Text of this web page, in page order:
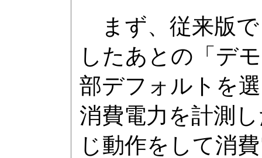
まず、従来版で
したあとの「デ
部デフォルトを
消費電力を計測
じ動作をして消